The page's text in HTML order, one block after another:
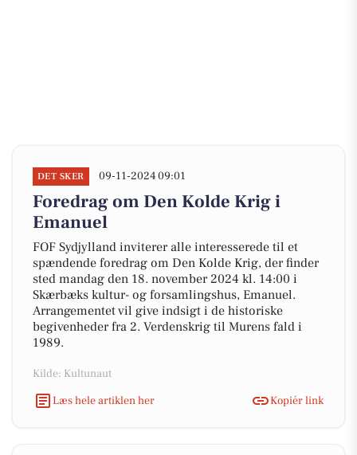
DET SKER 09-11-2024 09:01
Foredrag om Den Kolde Krig i
Emanuel
FOF Sydjylland inviterer alle interesserede til et
spændende foredrag om Den Kolde Krig, der finder
sted mandag den 18. november 2024 kl. 14:00 i
Skærbæks kultur- og forsamlingshus, Emanuel.
Arrangementet vil give indsigt i de historiske
begivenheder fra 2. Verdenskrig til Murens fald i
1989.
Kilde: Kultunaut
Læs hele artiklen her
Kopiér link